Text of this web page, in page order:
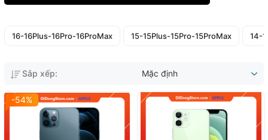
16-16Plus-16Pro-16ProMax 15-15Plus-15Pro-15ProMax 14-
Sắp xếp: Mặc định
-54%